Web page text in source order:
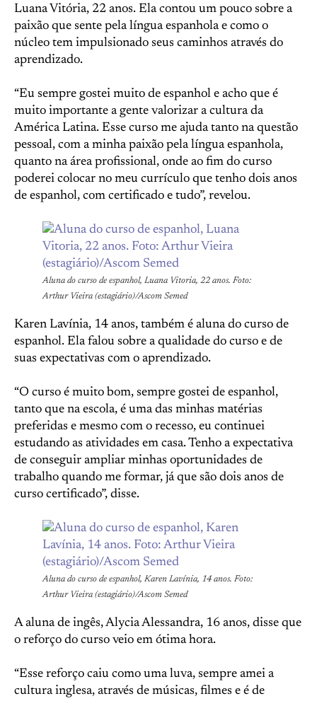
Luana Vitória, 22 anos. Ela contou um pouco sobre a
paixão que sente pela língua espanhola e como o
núcleo tem impulsionado seus caminhos através do
aprendizado.
“Eu sempre gostei muito de espanhol e acho que é
muito importante a gente valorizar a cultura da
América Latina. Esse curso me ajuda tanto na questão
pessoal, com a minha paixão pela língua espanhola,
quanto na área profissional, onde ao fim do curso
poderei colocar no meu currículo que tenho dois anos
de espanhol, com certificado e tudo”, revelou.
Aluna do curso de espanhol, Luana Vitoria, 22 anos. Foto:
Arthur Vieira (estagiário)/Ascom Semed
Karen Lavínia, 14 anos, também é aluna do curso de
espanhol. Ela falou sobre a qualidade do curso e de
suas expectativas com o aprendizado.
“O curso é muito bom, sempre gostei de espanhol,
tanto que na escola, é uma das minhas matérias
preferidas e mesmo com o recesso, eu continuei
estudando as atividades em casa. Tenho a expectativa
de conseguir ampliar minhas oportunidades de
trabalho quando me formar, já que são dois anos de
curso certificado”, disse.
Aluna do curso de espanhol, Karen Lavínia, 14 anos. Foto:
Arthur Vieira (estagiário)/Ascom Semed
A aluna de ingês, Alycia Alessandra, 16 anos, disse que
o reforço do curso veio em ótima hora.
“Esse reforço caiu como uma luva, sempre amei a
cultura inglesa, através de músicas, filmes e é de